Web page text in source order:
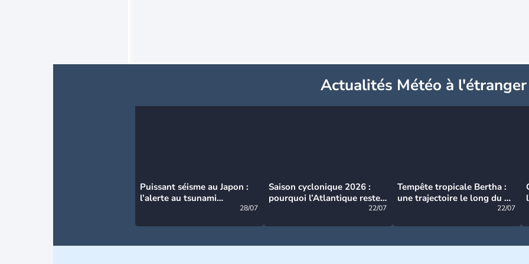
Actualités Météo à l'étranger
Puissant séisme au Japon :
l’alerte au tsunami
28/07
Saison cyclonique 2026 :
pourquoi l’Atlantique reste
22/07
Tempête tropicale Bertha :
une trajectoire le long du du
22/07